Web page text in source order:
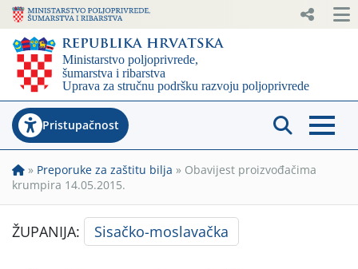
Pristupačnost
» Preporuke za zaštitu bilja » Obavijest proizvođačima
krumpira 14.05.2015.
ŽUPANIJA: Sisačko-moslavačka